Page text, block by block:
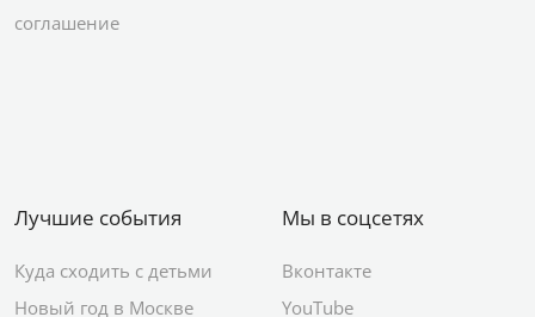
соглашение
Лучшие события
Куда сходить с детьми
Новый год в Москве
Мы в соцсетях
Вконтакте
YouTube